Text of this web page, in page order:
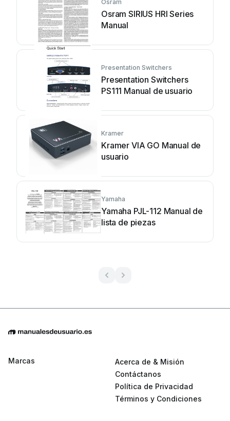
Osram
Osram SIRIUS HRI Series
Manual
Presentation Switchers
Presentation Switchers
PS111 Manual de usuario
Kramer
Kramer VIA GO Manual de
usuario
Yamaha
Yamaha PJL-112 Manual de
lista de piezas
Marcas
Acerca de & Misión
Contáctanos
Política de Privacidad
Términos y Condiciones